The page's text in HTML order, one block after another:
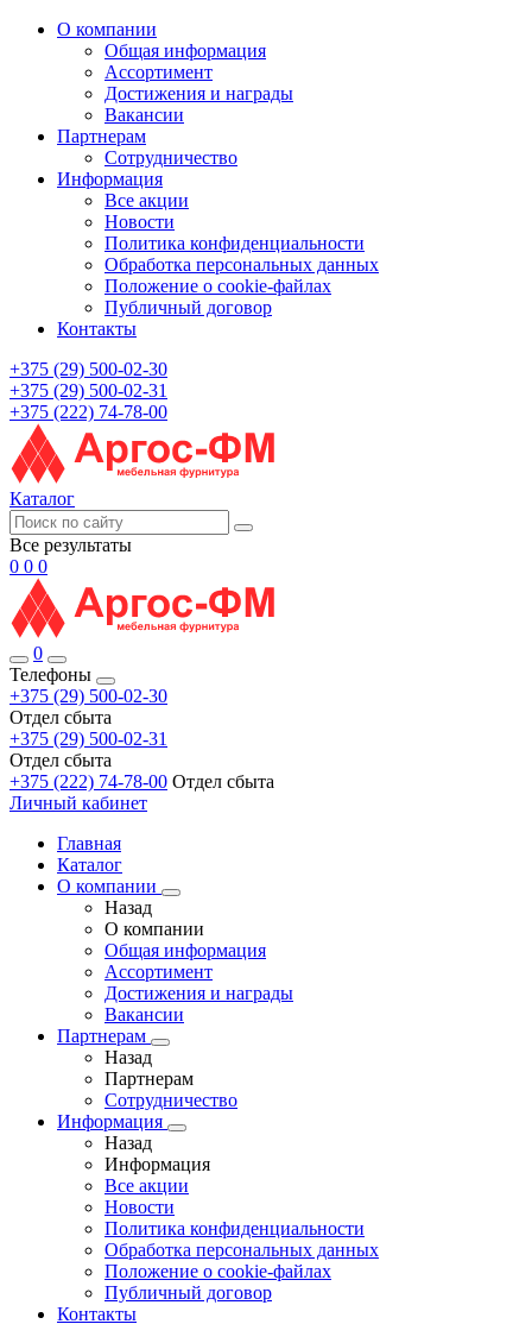
О компании
Общая информация
Ассортимент
Достижения и награды
Вакансии
Партнерам
Сотрудничество
Информация
Все акции
Новости
Политика конфиденциальности
Обработка персональных данных
Положение о cookie-файлах
Публичный договор
Контакты
+375 (29) 500-02-30
+375 (29) 500-02-31
+375 (222) 74-78-00
Каталог
Все результаты
0 0 0
0
Телефоны
+375 (29) 500-02-30
Отдел сбыта
+375 (29) 500-02-31
Отдел сбыта
+375 (222) 74-78-00 Отдел сбыта
Личный кабинет
Главная
Каталог
О компании
Назад
О компании
Общая информация
Ассортимент
Достижения и награды
Вакансии
Партнерам
Назад
Партнерам
Сотрудничество
Информация
Назад
Информация
Все акции
Новости
Политика конфиденциальности
Обработка персональных данных
Положение о cookie-файлах
Публичный договор
Контакты